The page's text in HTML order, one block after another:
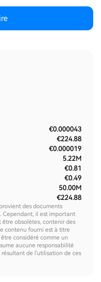
€0.000043
€224.88
€0.000019
5.22M
€0.81
€0.49
50.00M
€224.88
des documents
Cependant, il est important
obsolètes, contenir des
contenu fourni est à titre
considéré comme un
aucune responsabilité
de l'utilisation de ces